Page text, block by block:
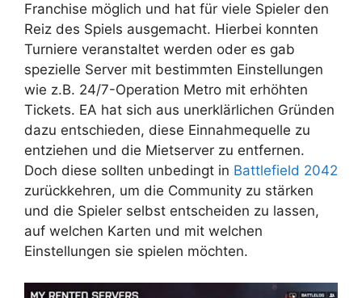
Franchise möglich und hat für viele Spieler den
Reiz des Spiels ausgemacht. Hierbei konnten
Turniere veranstaltet werden oder es gab
spezielle Server mit bestimmten Einstellungen
wie z.B. 24/7-Operation Metro mit erhöhten
Tickets. EA hat sich aus unerklärlichen Gründen
dazu entschieden, diese Einnahmequelle zu
entziehen und die Mietserver zu entfernen.
Doch diese sollten unbedingt in Battlefield 2042
zurückkehren, um die Community zu stärken
und die Spieler selbst entscheiden zu lassen,
auf welchen Karten und mit welchen
Einstellungen sie spielen möchten.